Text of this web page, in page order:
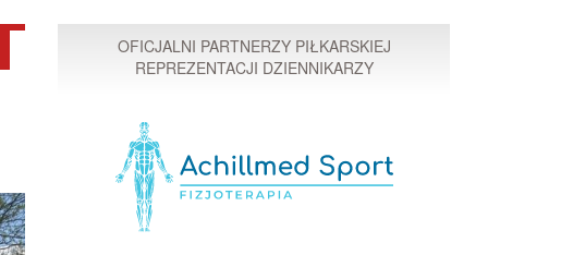
OFICJALNI PARTNERZY PIŁKARSKIEJ
REPREZENTACJI DZIENNIKARZY